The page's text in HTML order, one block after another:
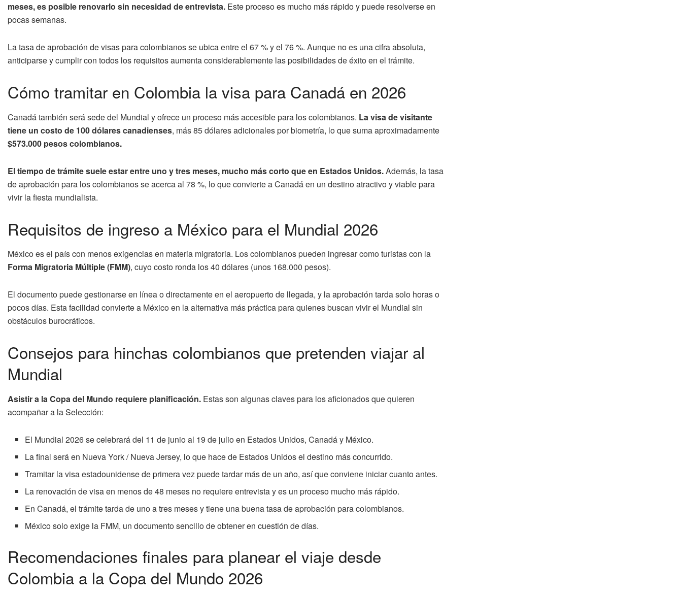
meses, es posible renovarlo sin necesidad de entrevista. Este proceso es mucho más rápido y puede resolverse en
pocas semanas.
La tasa de aprobación de visas para colombianos se ubica entre el 67 % y el 76 %. Aunque no es una cifra absoluta,
anticiparse y cumplir con todos los requisitos aumenta considerablemente las posibilidades de éxito en el trámite.
Cómo tramitar en Colombia la visa para Canadá en 2026
Canadá también será sede del Mundial y ofrece un proceso más accesible para los colombianos. La visa de visitante
tiene un costo de 100 dólares canadienses, más 85 dólares adicionales por biometría, lo que suma aproximadamente
$573.000 pesos colombianos.
El tiempo de trámite suele estar entre uno y tres meses, mucho más corto que en Estados Unidos.Además, la tasa
de aprobación para los colombianos se acerca al 78 %, lo que convierte a Canadá en un destino atractivo y viable para
vivir la fiesta mundialista.
Requisitos de ingreso a México para el Mundial 2026
México es el país con menos exigencias en materia migratoria. Los colombianos pueden ingresar como turistas con la
Forma Migratoria Múltiple (FMM), cuyo costo ronda los 40 dólares (unos 168.000 pesos).
El documento puede gestionarse en línea o directamente en el aeropuerto de llegada, y la aprobación tarda solo horas o
pocos días. Esta facilidad convierte a México en la alternativa más práctica para quienes buscan vivir el Mundial sin
obstáculos burocráticos.
Consejos para hinchas colombianos que pretenden viajar al
Mundial
Asistir a la Copa del Mundo requiere planificación. Estas son algunas claves para los aficionados que quieren
acompañar a la Selección:
El Mundial 2026 se celebrará del 11 de junio al 19 de julio en Estados Unidos, Canadá y México.
La final será en Nueva York / Nueva Jersey, lo que hace de Estados Unidos el destino más concurrido.
Tramitar la visa estadounidense de primera vez puede tardar más de un año, así que conviene iniciar cuanto antes.
La renovación de visa en menos de 48 meses no requiere entrevista y es un proceso mucho más rápido.
En Canadá, el trámite tarda de uno a tres meses y tiene una buena tasa de aprobación para colombianos.
México solo exige la FMM, un documento sencillo de obtener en cuestión de días.
Recomendaciones finales para planear el viaje desde
Colombia a la Copa del Mundo 2026